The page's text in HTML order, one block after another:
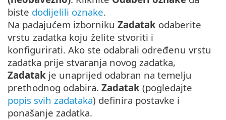
biste dodijelili oznake.
Na padajućem izborniku Zadatak odaberite
vrstu zadatka koju želite stvoriti i
konfigurirati. Ako ste odabrali određenu vrstu
zadatka prije stvaranja novog zadatka,
Zadatak je unaprijed odabran na temelju
prethodnog odabira. Zadatak (pogledajte
popis svih zadataka) definira postavke i
ponašanje zadatka.